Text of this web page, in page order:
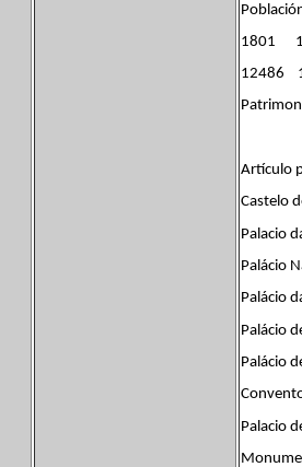
1801
12486
Artículo
Castelo
Palacio
Palácio
Palácio
Palácio
Palácio
Palacio